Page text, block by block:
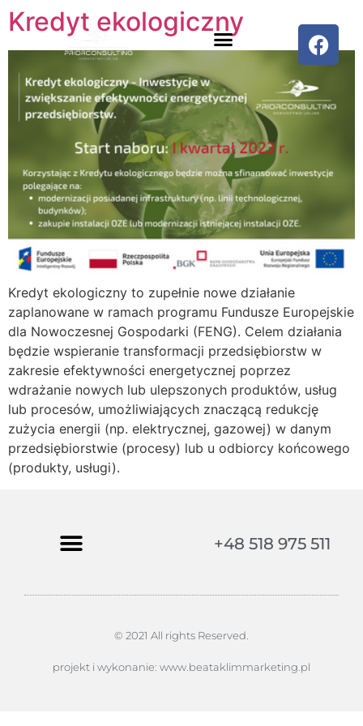
Kredyt ekologiczny
Kredyt ekologiczny to zupełnie nowe działanie
zaplanowane w ramach programu Fundusze Europejskie
dla Nowoczesnej Gospodarki (FENG). Celem działania
będzie wspieranie transformacji przedsiębiorstw w
zakresie efektywności energetycznej poprzez
wdrażanie nowych lub ulepszonych produktów, usług
lub procesów, umożliwiających znaczącą redukcję
zużycia energii (np. elektrycznej, gazowej) w danym
przedsiębiorstwie (procesy) lub u odbiorcy końcowego
(produkty, usługi).
+48 518 975 511
© 2021 All rights Reserved.
projekt i wykonanie: www.beataklimmarketing.pl